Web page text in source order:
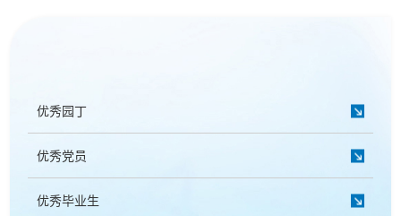
优秀园丁
优秀党员
优秀毕业生